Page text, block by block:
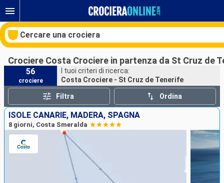
Cercare una crociera
Le nostre destinazioni
Mesi di partenza
Porti
Crociere Costa Crociere in partenza da St Cruz de
56
crociere
I tuoi criteri di ricerca:
Costa Crociere - St Cruz de Tenerife
Filtra Ordina
ISOLE CANARIE, MADERA, SPAGNA
8 giorni, Costa Smeralda